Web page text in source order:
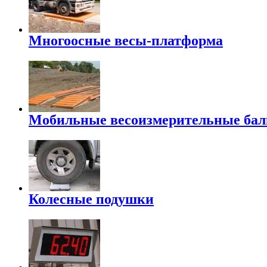
Многоосные весы-платформа
Мобильные весоизмерительные
Колесные подушки